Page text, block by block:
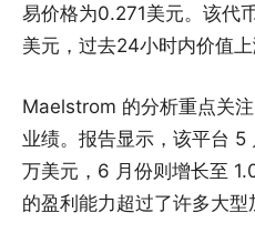
易价格为0.271美元。该代
美元，过去24小时内价值上
Maelstrom 的分析重点关
业绩。报告显示，该平台
万美元，6 月份则增长至
的盈利能力超过了许多大型